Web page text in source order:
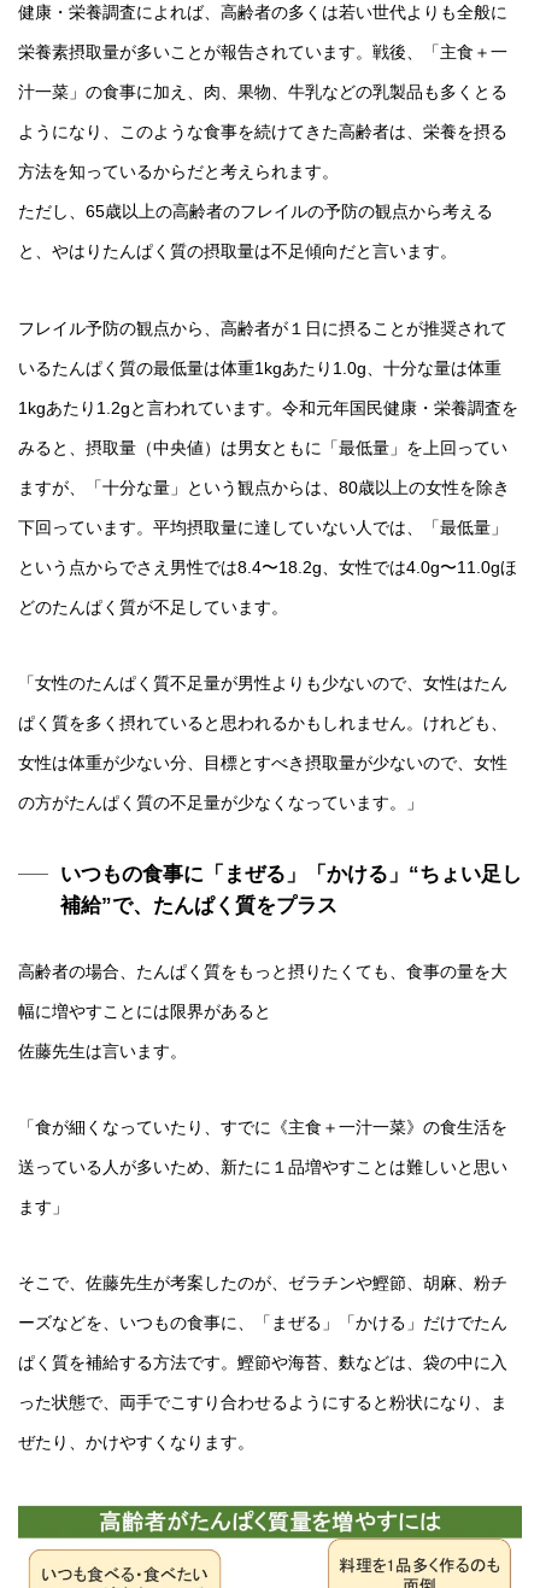
健康・栄養調査によれば、高齢者の多くは若い世代よりも全般に
栄養素摂取量が多いことが報告されています。戦後、「主食＋一
汁一菜」の食事に加え、肉、果物、牛乳などの乳製品も多くとる
ようになり、このような食事を続けてきた高齢者は、栄養を摂る
方法を知っているからだと考えられます。
ただし、65歳以上の高齢者のフレイルの予防の観点から考える
と、やはりたんぱく質の摂取量は不足傾向だと言います。
フレイル予防の観点から、高齢者が１日に摂ることが推奨されて
いるたんぱく質の最低量は体重1kgあたり1.0g、十分な量は体重
1kgあたり1.2gと言われています。令和元年国民健康・栄養調査を
みると、摂取量（中央値）は男女ともに「最低量」を上回ってい
ますが、「十分な量」という観点からは、80歳以上の女性を除き
下回っています。平均摂取量に達していない人では、「最低量」
という点からでさえ男性では8.4〜18.2g、女性では4.0g〜11.0gほ
どのたんぱく質が不足しています。
「女性のたんぱく質不足量が男性よりも少ないので、女性はたん
ぱく質を多く摂れていると思われるかもしれません。けれども、
女性は体重が少ない分、目標とすべき摂取量が少ないので、女性
の方がたんぱく質の不足量が少なくなっています。」
いつもの食事に「まぜる」「かける」“ちょい足し
補給”で、たんぱく質をプラス
高齢者の場合、たんぱく質をもっと摂りたくても、食事の量を大
幅に増やすことには限界があると
佐藤先生は言います。
「食が細くなっていたり、すでに《主食＋一汁一菜》の食生活を
送っている人が多いため、新たに１品増やすことは難しいと思い
ます」
そこで、佐藤先生が考案したのが、ゼラチンや鰹節、胡麻、粉チ
ーズなどを、いつもの食事に、「まぜる」「かける」だけでたん
ぱく質を補給する方法です。鰹節や海苔、麩などは、袋の中に入
った状態で、両手でこすり合わせるようにすると粉状になり、ま
ぜたり、かけやすくなります。